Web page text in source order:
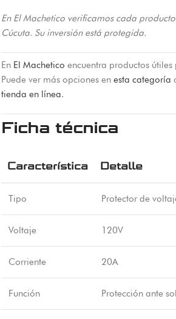
En El Machetico verificamos cada
Cúcuta. Su inversión está protegida.
En El Machetico encuentra productos
Puede ver más opciones en esta categoría
tienda en línea.
Ficha técnica
Característica Detalle
Tipo Protector de
Voltaje 120V
Corriente 20A
Función Protección ante